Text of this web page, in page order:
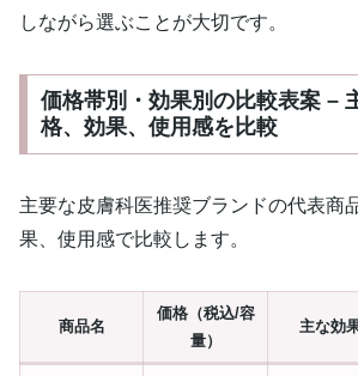
しながら選ぶことが大切です。
価格帯別・効果別の比較表案 –
格、効果、使用感を比較
主要な皮膚科医推奨ブランドの代表商
果、使用感で比較します。
商品名
価格（税込/容
量）
主な効